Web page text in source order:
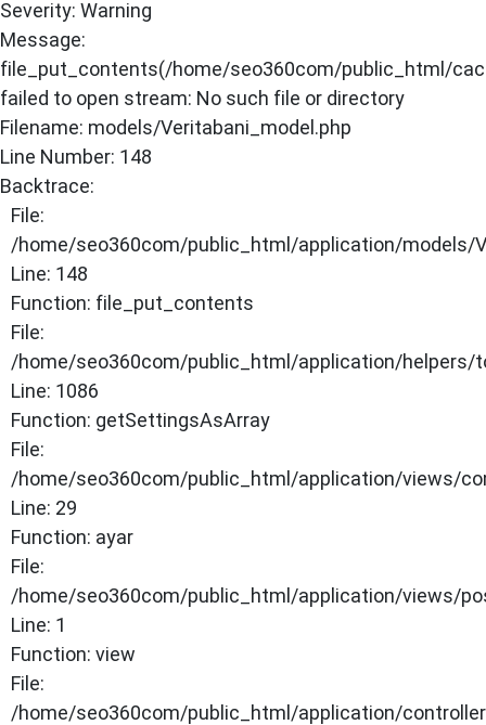
Severity: Warning
Message:
file_put_contents(/home/seo360com/public_html/
failed to open stream: No such file or directory
Filename: models/Veritabani_model.php
Line Number: 148
Backtrace:
File:
/home/seo360com/public_html/application/models/
Line: 148
Function: file_put_contents
File:
/home/seo360com/public_html/application/helpers/
Line: 1086
Function: getSettingsAsArray
File:
/home/seo360com/public_html/application/views/
Line: 29
Function: ayar
File:
/home/seo360com/public_html/application/views/
Line: 1
Function: view
File:
/home/seo360com/public_html/application/
ANASAYFA